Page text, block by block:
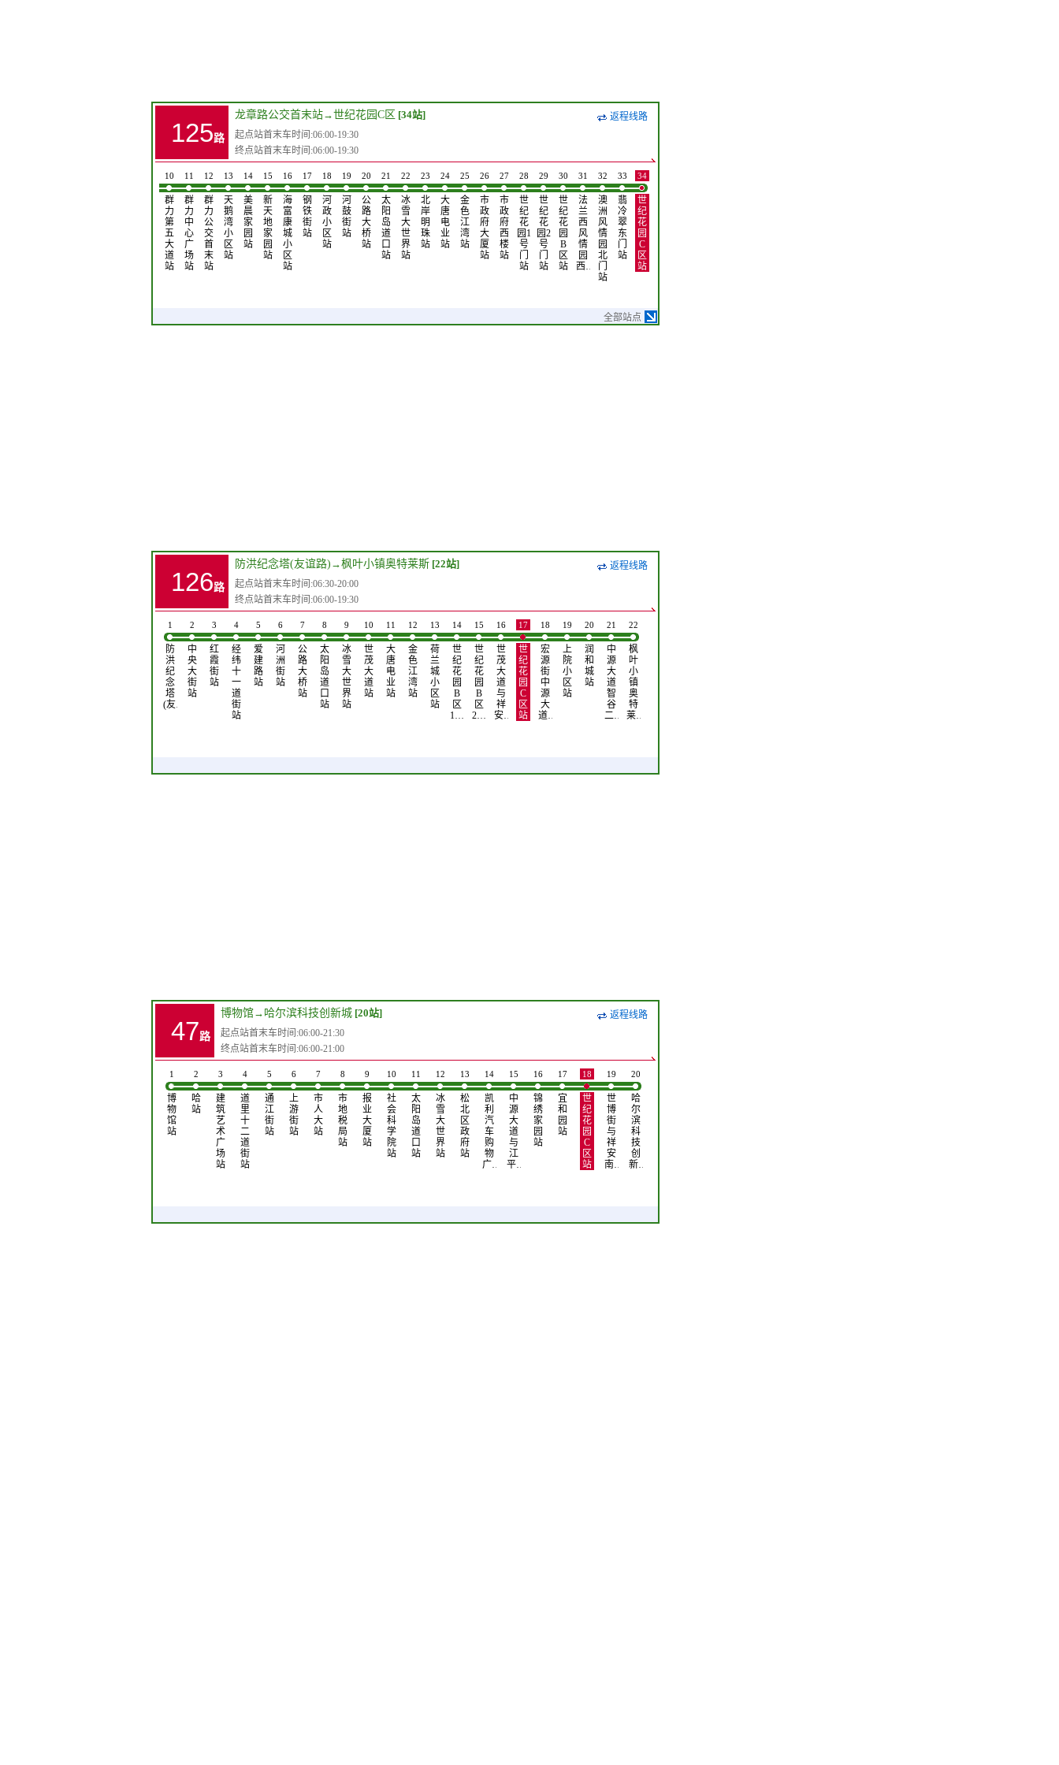
125路
龙章路公交首末站→世纪花园C区 [34站]
返程线路
起点站首末车时间:06:00-19:30
终点站首末车时间:06:00-19:30
10
群
力
第
五
大
道
站
11
群
力
中
心
广
场
站
12
群
力
公
交
首
末
站
13
天
鹅
湾
小
区
站
14
美
晨
家
园
站
15
新
天
地
家
园
站
16
海
富
康
城
小
区
站
17
钢
铁
街
站
18
河
政
小
区
站
19
河
鼓
街
站
20
公
路
大
桥
站
21
太
阳
岛
道
口
站
22
冰
雪
大
世
界
站
23
北
岸
明
珠
站
24
大
唐
电
业
站
25
金
色
江
湾
站
26
市
政
府
大
厦
站
27
市
政
府
西
楼
站
28
世
纪
花
园1
号
门
站
29
世
纪
花
园2
号
门
站
30
世
纪
花
园
B
区
站
31
法
兰
西
风
情
园
西…
32
澳
洲
风
情
园
北
门
站
33
翡
冷
翠
东
门
站
34
世
纪
花
园
C
区
站
全部站点
126路
防洪纪念塔(友谊路) →枫叶小镇奥特莱斯 [22站]
返程线路
起点站首末车时间:06:30-20:00
终点站首末车时间:06:00-19:30
1
防
洪
纪
念
塔
(友…
2
中
央
大
街
站
3
红
霞
街
站
4
经
纬
十
一
道
街
站
5
爱
建
路
站
6
河
洲
街
站
7
公
路
大
桥
站
8
太
阳
岛
道
口
站
9
冰
雪
大
世
界
站
10
世
茂
大
道
站
11
大
唐
电
业
站
12
金
色
江
湾
站
13
荷
兰
城
小
区
站
14
世
纪
花
园
B
区
1…
15
世
纪
花
园
B
区
2…
16
世
茂
大
道
与
祥
安…
17
世
纪
花
园
C
区
站
18
宏
源
街
中
源
大
道…
19
上
院
小
区
站
20
润
和
城
站
21
中
源
大
道
智
谷
二…
22
枫
叶
小
镇
奥
特
莱…
47路
博物馆→ 哈尔滨科技创新城 [20站]
返程线路
起点站首末车时间:06:00-21:30
终点站首末车时间:06:00-21:00
1
博
物
馆
站
2
哈
站
3
建
筑
艺
术
广
场
站
4
道
里
十
二
道
街
站
5
通
江
街
站
6
上
游
街
站
7
市
人
大
站
8
市
地
税
局
站
9
报
业
大
厦
站
10
社
会
科
学
院
站
11
太
阳
岛
道
口
站
12
冰
雪
大
世
界
站
13
松
北
区
政
府
站
14
凯
利
汽
车
购
物
广…
15
中
源
大
道
与
江
平…
16
锦
绣
家
园
站
17
宜
和
园
站
18
世
纪
花
园
C
区
站
19
世
博
街
与
祥
安
南…
20
哈
尔
滨
科
技
创
新…